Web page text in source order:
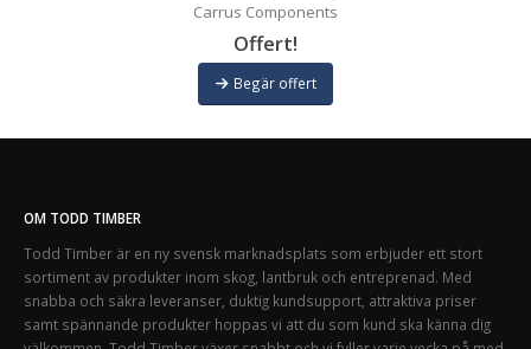
Carrus Components
Offert!
Begär offert
OM TODD TIMBER
Todd Timber är en ny svensk marknadsplats som erbjuder ett stort
sortiment av produkter inom skog, lantbruk och entreprenad. Med
snabba och säkra leveranser, duktig kundsupport, attraktiva priser
samt spännande produkter hoppas vi att du som kund ska känna dig